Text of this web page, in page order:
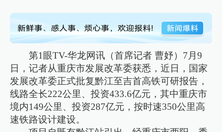
第1眼TV-华龙网讯（首席记者 曹妤）7月9
日，记者从重庆市发展改革委获悉，近日，国家
发展改革委正式批复黔江至吉首高铁可研报告，
线路全长222公里、投资433.6亿元，其中重庆市
境内149公里、投资287亿元，按时速350公里高
速铁路设计建设。